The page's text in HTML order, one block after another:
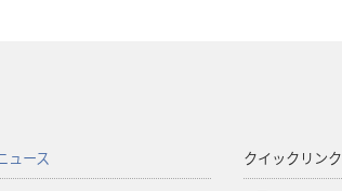
ュース クイックリンク